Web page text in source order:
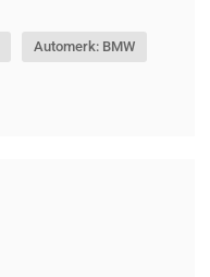
Automerk: BMW